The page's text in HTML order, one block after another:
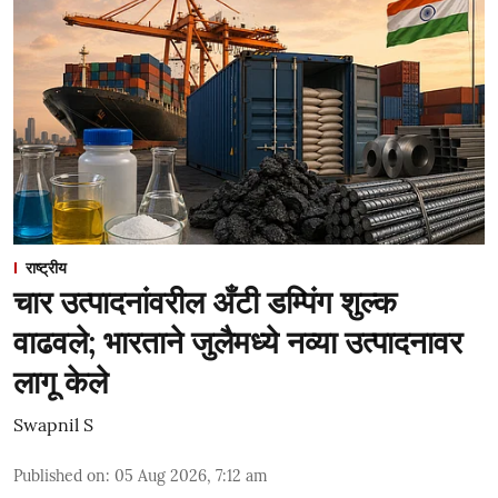
राष्ट्रीय
चार उत्पादनांवरील अँटी डम्पिंग शुल्क
वाढवले; भारताने जुलैमध्ये नव्या उत्पादनावर
लागू केले
Swapnil S
Published on: 05 Aug 2026, 7:12 am